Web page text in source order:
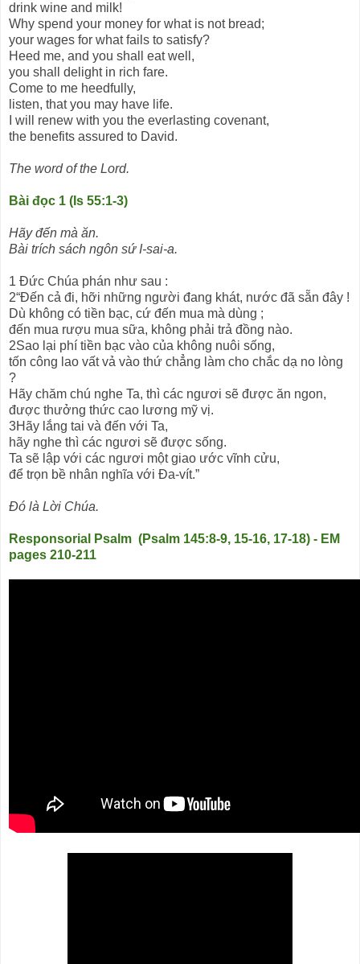
drink wine and milk!
Why spend your money for what is not bread;
your wages for what fails to satisfy?
Heed me, and you shall eat well,
you shall delight in rich fare.
Come to me heedfully,
listen, that you may have life.
I will renew with you the everlasting covenant,
the benefits assured to David.
The word of the Lord.
Bài đọc 1 (Is 55:1-3)
Hãy đến mà ăn.
Bài trích sách ngôn sứ I-sai-a.
1 Đức Chúa phán như sau :
2“Đến cả đi, hỡi những người đang khát, nước đã sẵn đây !
Dù không có tiền bạc, cứ đến mua mà dùng ;
đến mua rượu mua sữa, không phải trả đồng nào.
2Sao lại phí tiền bạc vào của không nuôi sống,
tốn công lao vất vả vào thứ chẳng làm cho chắc dạ no lòng
?
Hãy chăm chú nghe Ta, thì các ngươi sẽ được ăn ngon,
được thưởng thức cao lương mỹ vị.
3Hãy lắng tai và đến với Ta,
hãy nghe thì các ngươi sẽ được sống.
Ta sẽ lập với các ngươi một giao ước vĩnh cửu,
để trọn bề nhân nghĩa với Đa-vít.”
Đó là Lời Chúa.
Responsorial Psalm (Psalm 145:8-9, 15-16, 17-18) - EM
pages 210-211